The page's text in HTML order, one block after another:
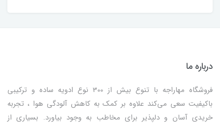
درباره ما
فروشگاه مهاراجه با تنوع بیش از 300 نوع ادویه ساده و ترکیبی
باکیفیت سعی می‌کند علاوه بر کمک به کاهش آلودگی هوا ، تجربه
خریدی آسان و دلپذیر برای مخاطب به وجود بیاورد. بسیاری از